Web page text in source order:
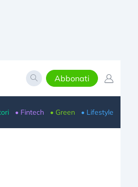
Abbonati
• Fintech • Green • Lifestyle